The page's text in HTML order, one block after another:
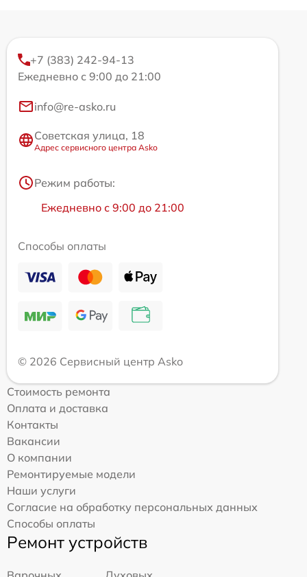
+7 (383) 242-94-13
Ежедневно с 9:00 до 21:00
info@re-asko.ru
Советская улица, 18
Адрес сервисного центра Asko
Режим работы:
Ежедневно с 9:00 до 21:00
Способы оплаты
© 2026 Сервисный центр Asko
Стоимость ремонта
Оплата и доставка
Контакты
Вакансии
О компании
Ремонтируемые модели
Наши услуги
Согласие на обработку персональных данных
Способы оплаты
Ремонт устройств